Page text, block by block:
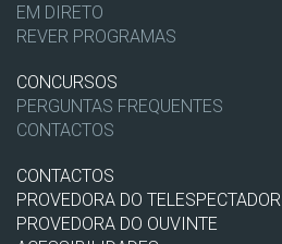
EM DIRETO
REVER PROGRAMAS
CONCURSOS
PERGUNTAS FREQUENTES
CONTACTOS
CONTACTOS
PROVEDORA DO TELESPECTADOR
PROVEDORA DO OUVINTE